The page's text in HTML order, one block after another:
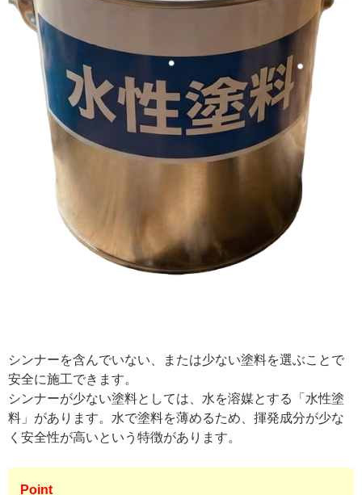
シンナーを含んでいない、または少ない塗料を選ぶことで
安全に施工できます。
シンナーが少ない塗料としては、水を溶媒とする「水性塗
料」があります。水で塗料を薄めるため、揮発成分が少な
く安全性が高いという特徴があります。
Point